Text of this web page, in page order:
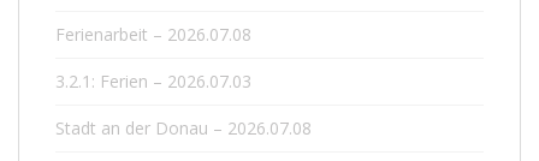
Ferienarbeit – 2026.07.08
3.2.1: Ferien – 2026.07.03
Stadt an der Donau – 2026.07.08